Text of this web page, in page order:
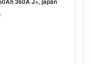
360A J+, japán